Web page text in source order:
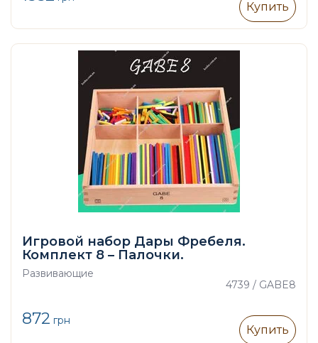
Купить
Игровой набор Дары Фребеля.
Комплект 8 – Палочки.
Развивающие
4739 / GABE8
872 грн
Купить